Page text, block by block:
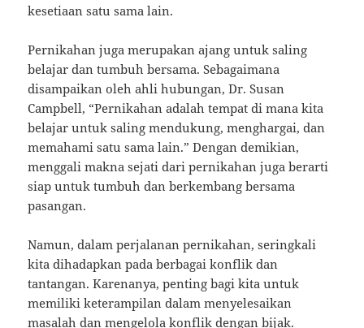
kesetiaan satu sama lain.
Pernikahan juga merupakan ajang untuk saling
belajar dan tumbuh bersama. Sebagaimana
disampaikan oleh ahli hubungan, Dr. Susan
Campbell, “Pernikahan adalah tempat di mana kita
belajar untuk saling mendukung, menghargai, dan
memahami satu sama lain.” Dengan demikian,
menggali makna sejati dari pernikahan juga berarti
siap untuk tumbuh dan berkembang bersama
pasangan.
Namun, dalam perjalanan pernikahan, seringkali
kita dihadapkan pada berbagai konflik dan
tantangan. Karenanya, penting bagi kita untuk
memiliki keterampilan dalam menyelesaikan
masalah dan mengelola konflik dengan bijak.